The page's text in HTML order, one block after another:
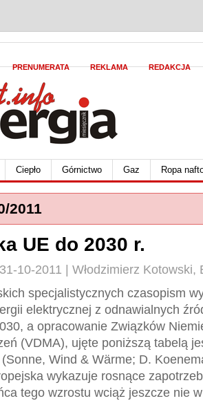
PRENUMERATA REKLAMA REDAKCJA
Ciepło Górnictwo Gaz Ropa
2011
UE do 2030 r.
10-2011 | Włodzimierz Kotowski,
specjalistycznych czasopism
elektrycznej z odnawialnych
a opracowanie Związków
(VDMA), ujęte poniższą tabelą
Wind & Wärme; D.
wykazuje rosnące
tego wzrostu wciąż jeszcze nie